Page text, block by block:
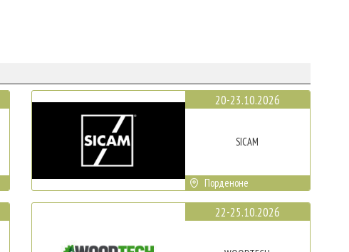
20-23.10.2026
SICAM
Порденоне
22-25.10.2026